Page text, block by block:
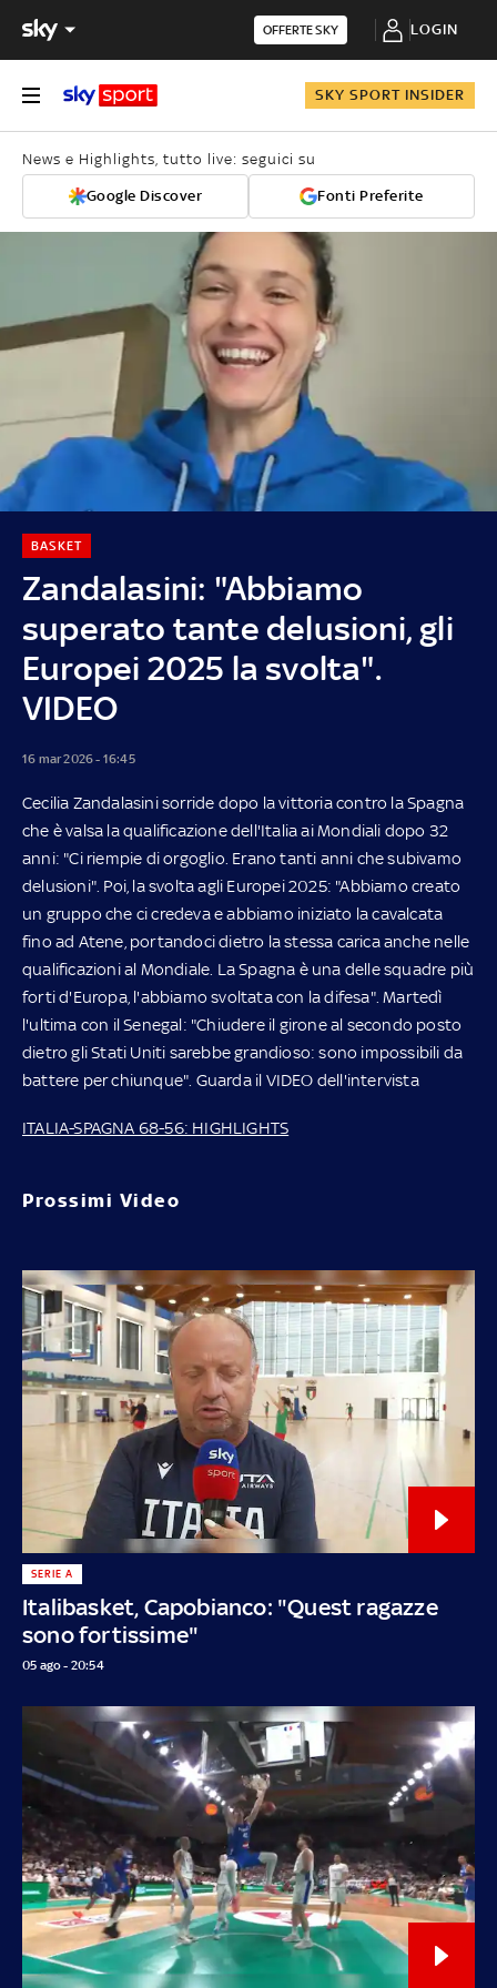
OFFERTE SKY LOGIN
SKY SPORT INSIDER
News e Highlights, tutto live: seguici su
Google Discover Fonti Preferite
Zandalasini: "Abbiamo
superato tante delusioni, gli
Europei 2025 la svolta".
VIDEO
BASKET
16 mar 2026 - 16:45
Cecilia Zandalasini sorride dopo la vittoria contro la Spagna
che è valsa la qualificazione dell'Italia ai Mondiali dopo 32
anni: "Ci riempie di orgoglio. Erano tanti anni che subivamo
delusioni". Poi, la svolta agli Europei 2025: "Abbiamo creato
un gruppo che ci credeva e abbiamo iniziato la cavalcata
fino ad Atene, portandoci dietro la stessa carica anche nelle
qualificazioni al Mondiale. La Spagna è una delle squadre più
forti d'Europa, l'abbiamo svoltata con la difesa". Martedì
l'ultima con il Senegal: "Chiudere il girone al secondo posto
dietro gli Stati Uniti sarebbe grandioso: sono impossibili da
battere per chiunque". Guarda il VIDEO dell'intervista
ITALIA-SPAGNA 68-56: HIGHLIGHTS
Prossimi Video
Italibasket, Capobianco: "Quest ragazze
sono fortissime"
SERIE A
05 ago - 20:54